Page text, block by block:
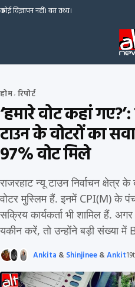
Skip to content
कोई विज्ञापन नहीं। बस तथ्य।
होम› रिपोर्ट
‘हमारे वोट कहां
टाउन के वोटरों का
97% वोट मिले
राजरहाट न्यू टाउन निर्वाचन
वोटर मुस्लिम हैं. इनमें CPI(M) के
सक्रिय कार्यकर्ता भी शामिल हैं.
यकीन करें, तो उन्होंने बड़ी संख्या में
Ankita & Shinjinee&Ankit